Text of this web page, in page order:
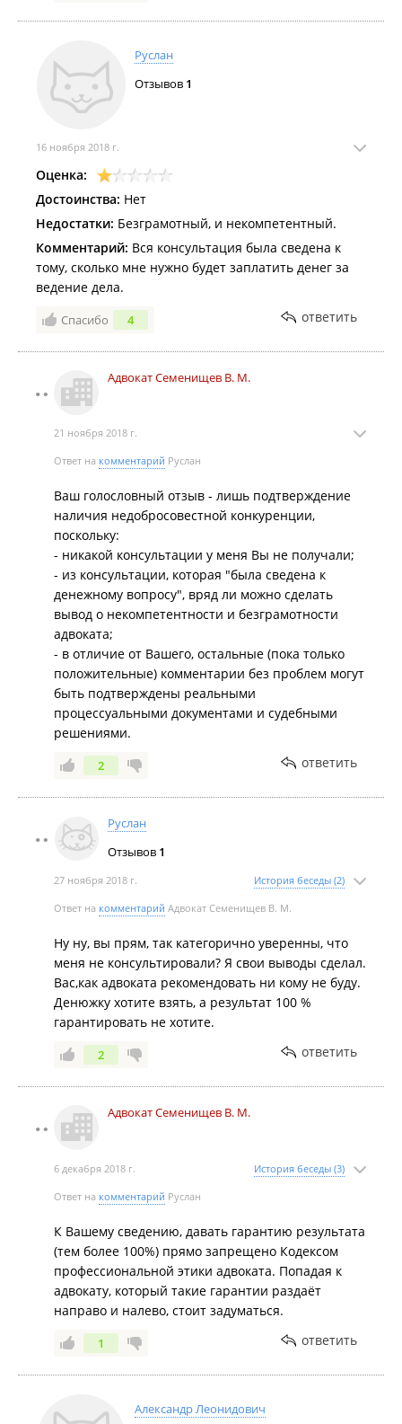
Руслан
Отзывов 1
16 ноября 2018 г.
Оценка:
Достоинства: Нет
Недостатки: Безграмотный, и некомпетентный.
Комментарий: Вся консультация была сведена к
тому, сколько мне нужно будет заплатить денег за
ведение дела.
Спасибо 4 ответить
Адвокат Семенищев В. М.
21 ноября 2018 г.
Ответ на комментарий Руслан
Ваш голословный отзыв - лишь подтверждение
наличия недобросовестной конкуренции,
поскольку:
- никакой консультации у меня Вы не получали;
- из консультации, которая "была сведена к
денежному вопросу", вряд ли можно сделать
вывод о некомпетентности и безграмотности
адвоката;
- в отличие от Вашего, остальные (пока только
положительные) комментарии без проблем могут
быть подтверждены реальными
процессуальными документами и судебными
решениями.
2 ответить
Руслан
Отзывов 1
27 ноября 2018 г. История беседы (2)
Ответ на комментарий Адвокат Семенищев В. М.
Ну ну, вы прям, так категорично уверенны, что
меня не консультировали? Я свои выводы сделал.
Вас,как адвоката рекомендовать ни кому не буду.
Денюжку хотите взять, а результат 100 %
гарантировать не хотите.
2 ответить
Адвокат Семенищев В. М.
6 декабря 2018 г. История беседы (3)
Ответ на комментарий Руслан
К Вашему сведению, давать гарантию результата
(тем более 100%) прямо запрещено Кодексом
профессиональной этики адвоката. Попадая к
адвокату, который такие гарантии раздаёт
направо и налево, стоит задуматься.
1 ответить
Александр Леонидович